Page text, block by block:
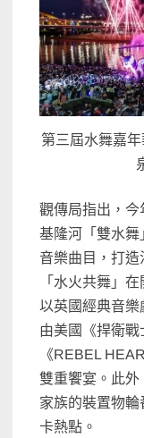
第三屆水舞嘉
觀傳局指出，
基隆河「雙水
音樂曲目，打
「水火共舞」
以英國經典音樂
由美國《捍衛
《REBEL
雙重饗宴。此
家族的裝置物
卡熱點。